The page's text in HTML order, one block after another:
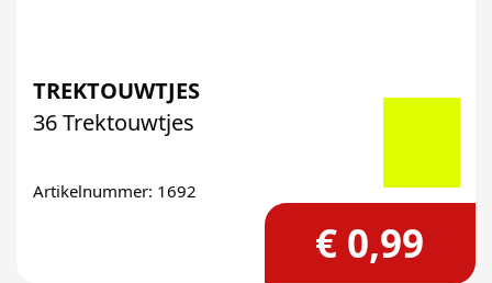
TREKTOUWTJES
36 Trektouwtjes
Artikelnummer: 1692
€ 0,99